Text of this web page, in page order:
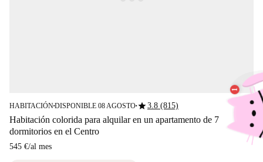
HABITACIÓN■DISPONIBLE 08 AGOSTO■star3.8 (815)
Habitación colorida para alquilar en un apartamento de 7
dormitorios en el Centro
545 €/al mes